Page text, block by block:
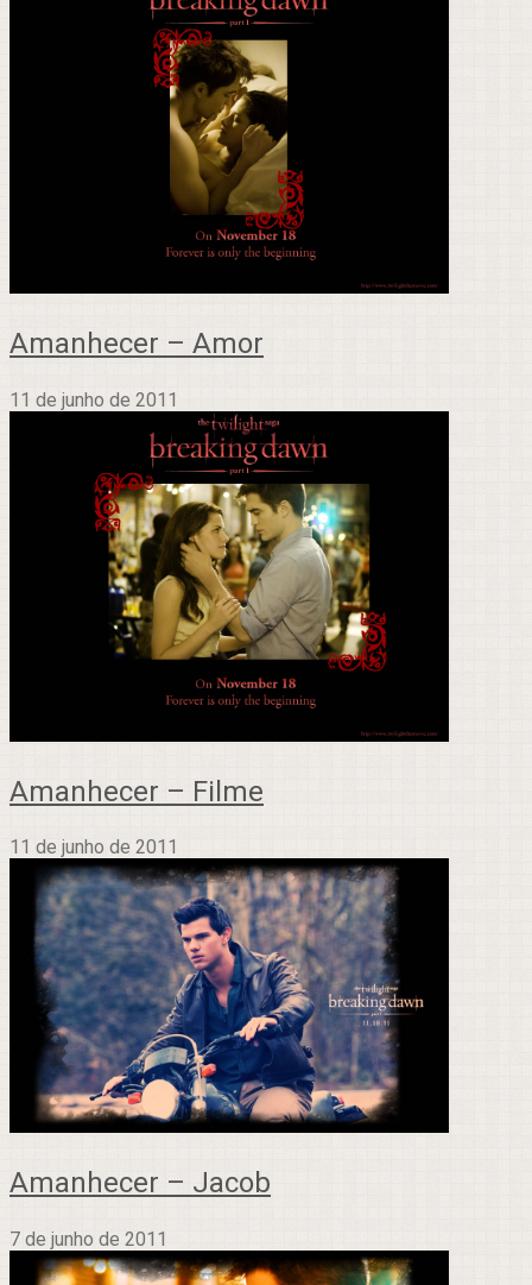
Amanhecer – Amor
11 de junho de 2011
Amanhecer – Filme
11 de junho de 2011
Amanhecer – Jacob
7 de junho de 2011